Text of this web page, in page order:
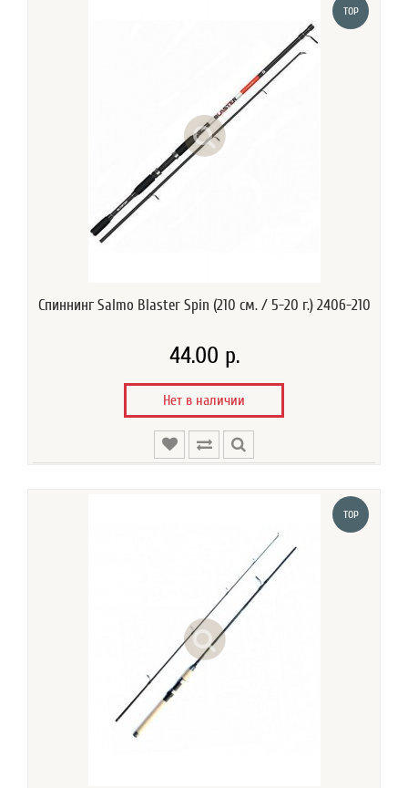
TOP
Спиннинг Salmo Blaster Spin (210 см. / 5-20 г.) 2406-210
44.00 р.
Нет в наличии
TOP